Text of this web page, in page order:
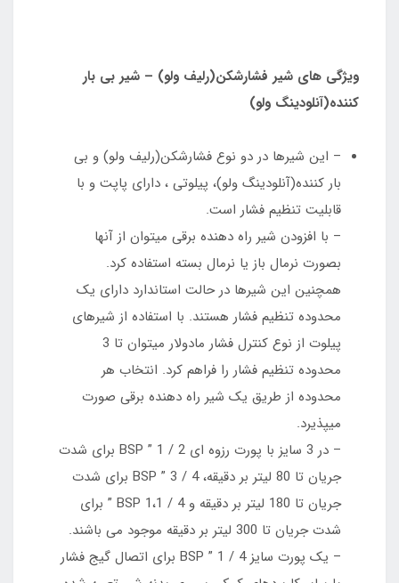
ویژگی های شیر فشارشکن(رلیف ولو) – شیر بی بار
کننده(آنلودینگ ولو)
– این شیرها در دو نوع فشارشکن(رلیف ولو) و بی
بار کننده(آنلودینگ ولو)، پیلوتی ، دارای پاپت و با
قابلیت تنظیم فشار است.
– با افزودن شیر راه دهنده برقی میتوان از آنها
بصورت نرمال باز یا نرمال بسته استفاده کرد.
همچنین این شیرها در حالت استاندارد دارای یک
محدوده تنظیم فشار هستند. با استفاده از شیرهای
پیلوت از نوع کنترل فشار مادولار میتوان تا 3
محدوده تنظیم فشار را فراهم کرد. انتخاب هر
محدوده از طریق یک شیر راه دهنده برقی صورت
میپذیرد.
– در 3 سایز با پورت رزوه ای ‫‪1‬‬ ‫‪/‬‬ ‫‪2‬‬ ‫”‬ ‫‪BSP‬‬ برای شدت
جریان تا 80 لیتر بر دقیقه، ‫‪3‬‬ ‫‪/‬‬ ‫‪4‬‬ ‫”‬ ‫‪BSP‬‬ برای شدت
جریان تا 180 لیتر بر دقیقه و ‫‪BSP‬‬ ‫‪1،1‬‬ ‫‪/‬‬ ‫‪4‬‬ ‫”‬ برای
شدت جریان تا 300 لیتر بر دقیقه موجود می باشند.
– یک پورت سایز ‫‪1‬‬ ‫‪/‬‬ ‫‪4‬‬ ‫”‬ ‫‪BSP‬‬ برای اتصال گیج فشار